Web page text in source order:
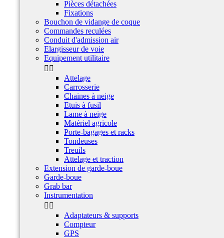
Pièces détachées
Fixations
Bouchon de vidange de coque
Commandes reculées
Conduit d'admission air
Elargisseur de voie
Equipement utilitaire
 
Attelage
Carrosserie
Chaines à neige
Etuis à fusil
Lame à neige
Matériel agricole
Porte-bagages et racks
Tondeuses
Treuils
Attelage et traction
Extension de garde-boue
Garde-boue
Grab bar
Instrumentation
 
Adaptateurs & supports
Compteur
GPS